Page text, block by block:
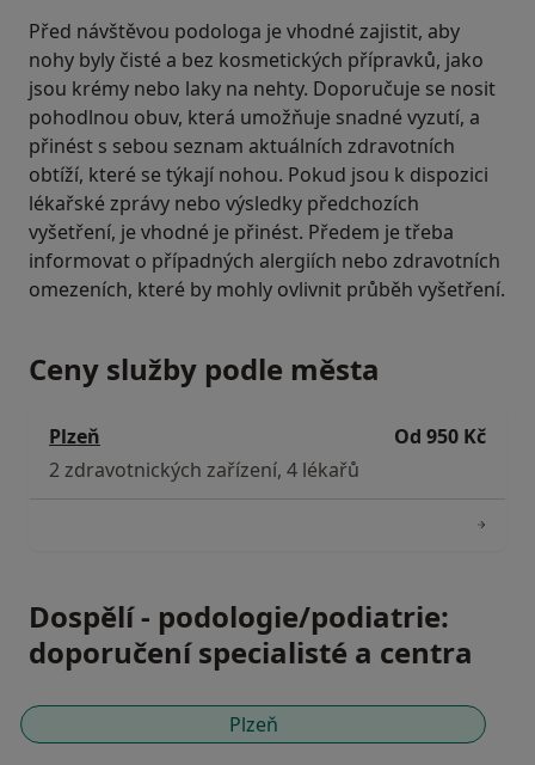
Před návštěvou podologa je vhodné zajistit, aby
nohy byly čisté a bez kosmetických přípravků, jako
jsou krémy nebo laky na nehty. Doporučuje se nosit
pohodlnou obuv, která umožňuje snadné vyzutí, a
přinést s sebou seznam aktuálních zdravotních
obtíží, které se týkají nohou. Pokud jsou k dispozici
lékařské zprávy nebo výsledky předchozích
vyšetření, je vhodné je přinést. Předem je třeba
informovat o případných alergiích nebo zdravotních
omezeních, které by mohly ovlivnit průběh vyšetření.
Ceny služby podle města
Plzeň
Od 950 Kč
2 zdravotnických zařízení, 4 lékařů
Dospělí - podologie/podiatrie:
doporučení specialisté a centra
Plzeň